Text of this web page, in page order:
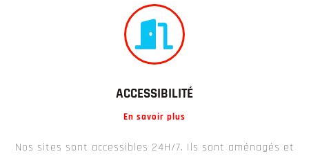
ACCESSIBILITÉ
En savoir plus
Nos sites sont accessibles 24H/7. Ils sont aménagés et